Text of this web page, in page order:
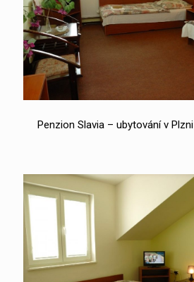
Penzion Slavia – ubytování v Plzni